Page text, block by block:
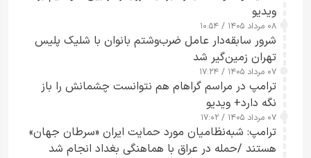
ویدیو
۰۸ مرداد ۱۴۰۵ / ۱۰:۵۴
شرور سابقه‌دار عامل ضرب‌وشتم بانوان با شلیک پلیس
تهران زمین‌گیر شد
۰۷ مرداد ۱۴۰۵ / ۱۷:۲۴
ترامپ در مراسم گراهام هم نتوانست چشمانش را باز
نگه دارد+ ویدیو
۰۷ مرداد ۱۴۰۵ / ۱۷:۰۲
ترامپ: شبه‌نظامیان مورد حمایت ایران «سرطان جهان»
هستند /حمله در عراق با هماهنگی بغداد انجام شد